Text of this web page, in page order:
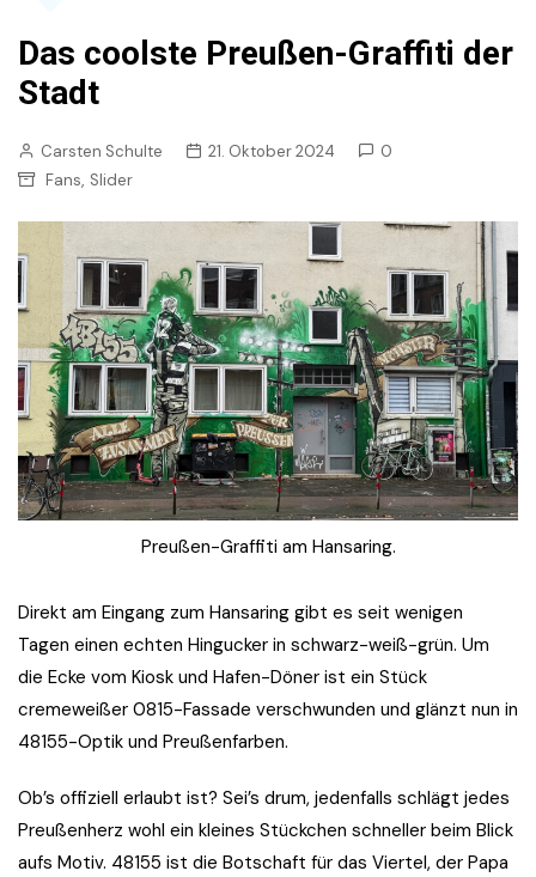
Das coolste Preußen-Graffiti der
Stadt
Carsten Schulte 21. Oktober 2024
0
Fans, Slider
Preußen-Graffiti am Hansaring.
Direkt am Eingang zum Hansaring gibt es seit wenigen
Tagen einen echten Hingucker in schwarz-weiß-grün. Um
die Ecke vom Kiosk und Hafen-Döner ist ein Stück
cremeweißer 0815-Fassade verschwunden und glänzt nun in
48155-Optik und Preußenfarben.
Ob’s offiziell erlaubt ist? Sei’s drum, jedenfalls schlägt jedes
Preußenherz wohl ein kleines Stückchen schneller beim Blick
aufs Motiv. 48155 ist die Botschaft für das Viertel, der Papa